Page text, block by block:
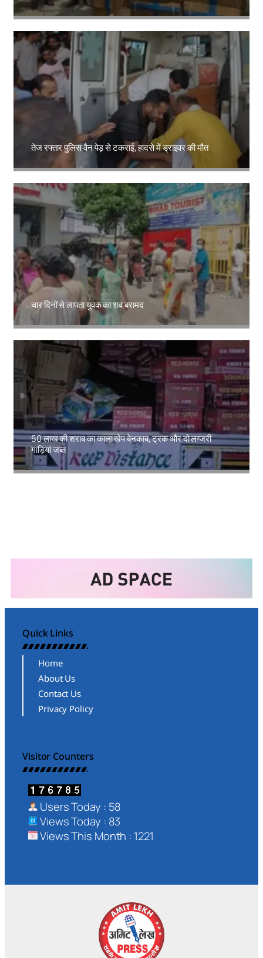
Amit Lekh
तेज रफ्तार पुलिस वैन पेड़ से टकराई, हादसे में ड्राइवर की मौत
चार दिनों से लापता युवक का शव बरामद
50 लाख की शराब का काला खेप बेनकाब, ट्रक और दो लग्जरी
गाड़ियां जब्त
Amit Lekh
Quick Links
Home
About Us
Contact Us
Privacy Policy
Visitor Counters
Users Today : 58
Views Today : 83
Views This Month : 1221